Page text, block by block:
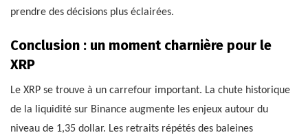
prendre des décisions plus éclairées.
Conclusion : un moment charnière pour le
XRP
Le XRP se trouve à un carrefour important. La chute historique
de la liquidité sur Binance augmente les enjeux autour du
niveau de 1,35 dollar. Les retraits répétés des baleines